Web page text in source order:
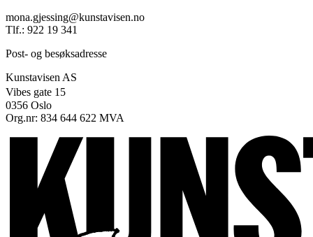
mona.gjessing@kunstavisen.no
Tlf.: 922 19 341
Post- og besøksadresse
Kunstavisen AS
Vibes gate 15
0356 Oslo
Org.nr: 834 644 622 MVA